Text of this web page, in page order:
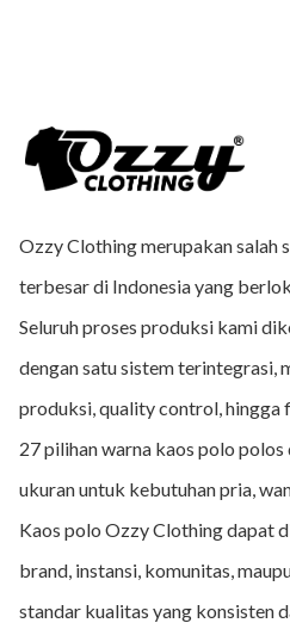
Ozzy Clothing merupakan salah
terbesar di Indonesia yang
Seluruh proses produksi kami
dengan satu sistem terintegrasi,
produksi, quality control, hingga
27 pilihan warna kaos polo
ukuran untuk kebutuhan pria,
Kaos polo Ozzy Clothing dapat
brand, instansi, komunitas,
standar kualitas yang konsisten